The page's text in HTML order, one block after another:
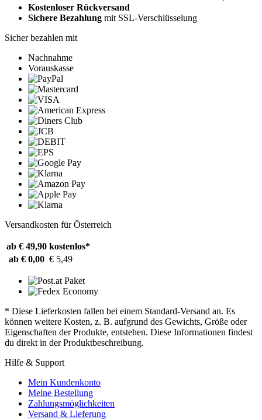
Kostenloser Rückversand
Sichere Bezahlung mit SSL-Verschlüsselung
Sicher bezahlen mit
Nachnahme
Vorauskasse
Versandkosten für Österreich
ab € 49,90 kostenlos*
ab € 0,00 € 5,49
* Diese Lieferkosten fallen bei einem Standard-Versand an. Es
können weitere Kosten, z. B. aufgrund des Gewichts, Größe oder
Eigenschaften der Produkte, entstehen. Diese Informationen findest
du direkt in der Produktbeschreibung.
Hilfe & Support
Mein Kundenkonto
Meine Bestellung
Zahlungsmöglichkeiten
Versand & Lieferung